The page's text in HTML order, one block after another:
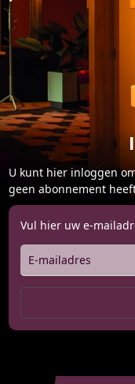
Cadeaukaart
Cadeaukaart saldo
Abonnement
ONZE BIOSCOOP
Ons serviceconcept
Balkon en
Eten en drinken
Vacatures
Openingstijden
Parkeren en OV
U kunt hier inloggen
geen abonnement
Vul hier uw e-
E-mailadres